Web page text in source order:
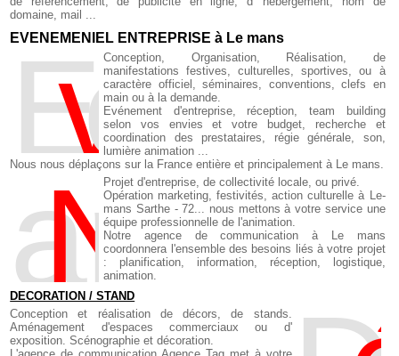
domaine, mail ...
EVENEMENIEL ENTREPRISE à Le mans
Evenemt
Conception, Organisation, Réalisation, de
manifestations festives, culturelles, sportives, ou à
caractère officiel, séminaires, conventions, clefs en
main ou à la demande.
Evénement d'entreprise, réception, team building
selon vos envies et votre budget, recherche et
coordination des prestataires, régie générale, son,
lumière animation ...
Nous nous déplaçons sur la France entière et principalement à Le mans.
aNimation
Projet d'entreprise, de collectivité locale, ou privé.
Opération marketing, festivités, action culturelle à Le-
mans Sarthe - 72... nous mettons à votre service une
équipe professionnelle de l'animation.
Notre agence de communication à Le mans
coordonnera l'ensemble des besoins liés à votre projet
: planification, information, réception, logistique,
animation.
DECORATION / STAND
Conception et réalisation de décors, de stands.
Aménagement d'espaces commerciaux ou d'
exposition. Scénographie et décoration.